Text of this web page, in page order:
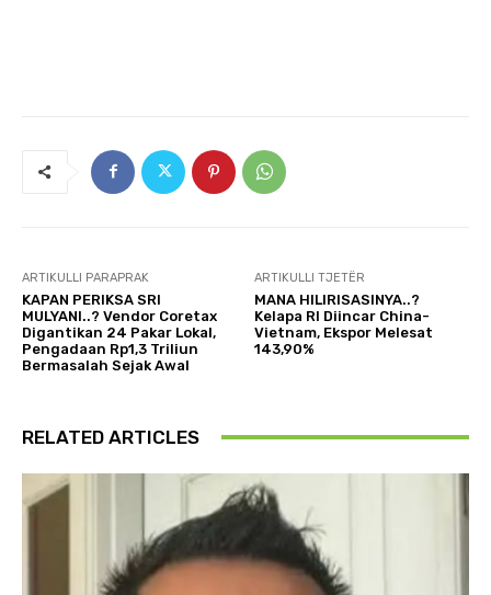
ARTIKULLI PARAPRAK
KAPAN PERIKSA SRI
MULYANI..? Vendor Coretax
Digantikan 24 Pakar Lokal,
Pengadaan Rp1,3 Triliun
Bermasalah Sejak Awal
ARTIKULLI TJETËR
MANA HILIRISASINYA..?
Kelapa RI Diincar China-
Vietnam, Ekspor Melesat
143,90%
RELATED ARTICLES